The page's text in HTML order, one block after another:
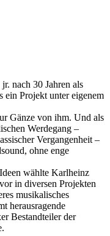
nach 30 Jahren als
ein Projekt unter eigenem
Gänze von ihm. Und als
Werdegang –
Vergangenheit –
ohne enge
wählte Karlheinz
in diversen Projekten
musikalisches
herausragende
Bestandteiler der